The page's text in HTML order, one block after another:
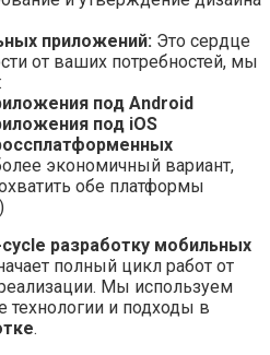
приложений: Это сердце
от ваших потребностей, мы
под Android
под iOS
экономичный вариант,
обе платформы
разработку мобильных
полный цикл работ от
Мы используем
и подходы в
.